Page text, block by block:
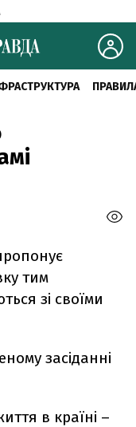
тим
зі своїми
засіданні
в країні –